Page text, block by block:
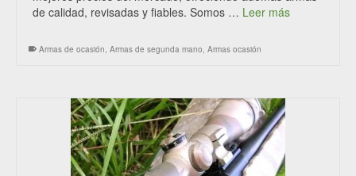
de calidad, revisadas y fiables. Somos … Leer más
Armas de ocasión, Armas de segunda mano, Armas ocasión